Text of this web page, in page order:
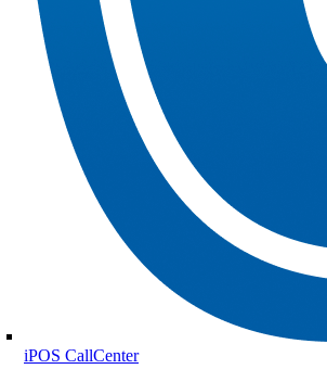
iPOS CallCenter